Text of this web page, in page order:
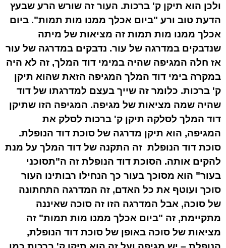
ולכן הוא תיקן ק' ברכות. העור זה שורש הרע שבעץ
הדעת טוב ורע "ביום אכלך ממנו מות תמות". ביום
אכלך ממנו מות תמות זה מציאות של מיתה
שנדבקים במדרגה של עור. נדבקים במדרגה של עור
אז חלה המגיפה שהיה במימי דוד המלך, זה לא היה
במקרה בימי דוד המלך המגיפה הזאת שהוא תיקן
ק' ברכות. כלומר זה שייך בעצם למדרגתו של דוד
שהיה שמה מציאות של מגיפה. המגיפה הזו שתיקן
דוד המלך לסלקה תיקן ק' ברכות לסלק את
המגיפה, הוא תיקן מדרגה של סוכת דוד הנופלת.
סוכת דוד הנופלת זה התקנה של דוד המלך על מנת
להקים אותה. הסוכת דוד הנופלת זה ה"תסוכני
בעור" הוא מסוכך בעור כך הנחילו רבותינו העור
סוכך ועוטף את כל האדם, זה המדרגה התחתונה
של סוכה, אבל המדרגה הזו זה סוכה שאיננה
מתקיימת, זה "ביום אכלך ממנו מות תמות" זה
מציאות של סוכה באופן של סוכת דוד הנופלת,